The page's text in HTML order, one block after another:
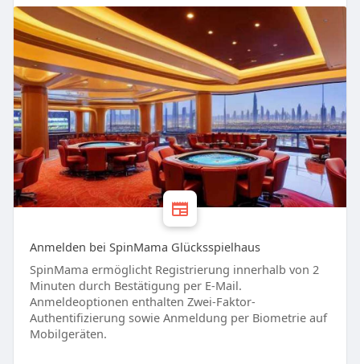
Anmelden bei SpinMama Glücksspielhaus
SpinMama ermöglicht Registrierung innerhalb von 2
Minuten durch Bestätigung per E-Mail.
Anmeldeoptionen enthalten Zwei-Faktor-
Authentifizierung sowie Anmeldung per Biometrie auf
Mobilgeräten.